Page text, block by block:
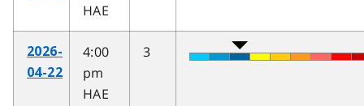
HAE
2026-
04-22
4:00
pm
HAE
3